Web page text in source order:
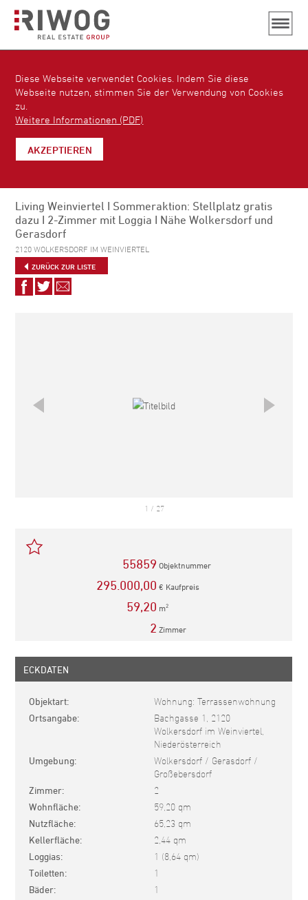
Diese Webseite verwendet Cookies. Indem Sie diese
Webseite nutzen, stimmen Sie der Verwendung von Cookies
zu.
Weitere Informationen (PDF)
AKZEPTIEREN
Living Weinviertel I Sommeraktion: Stellplatz gratis
dazu I 2-Zimmer mit Loggia I Nähe Wolkersdorf und
Gerasdorf
2120 WOLKERSDORF IM WEINVIERTEL
ZURÜCK ZUR LISTE
Auf
Facebook
Auf
Twitter
Via
E-
1 / 27
55859 Objektnummer
295.000,00 € Kaufpreis
59,20 m2
2 Zimmer
ECKDATEN
Objektart Wohnung: Terrassenwohnung
Ortsangabe
Bachgasse 1, 2120
Wolkersdorf im Weinviertel,
Niederösterreich
Umgebung
Wolkersdorf / Gerasdorf /
Großebersdorf
Zimmer 2
Wohnfläche 59,20 qm
Nutzfläche 65,23 qm
Kellerfläche 2,44 qm
Loggias 1 (8,64 qm)
Toiletten 1
Bäder 1